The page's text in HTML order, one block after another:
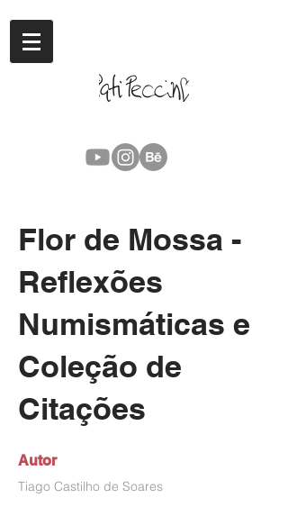
Flor de Mossa -
Reflexões
Numismáticas e
Coleção de
Citações
Autor
Tiago Castilho de Soares